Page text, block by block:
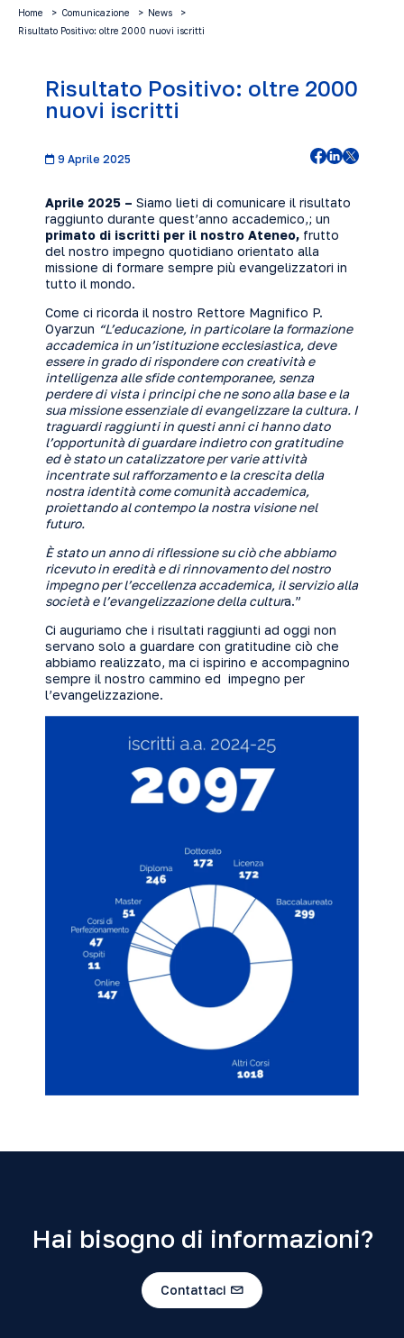
Home Comunicazione
News
Risultato Positivo: oltre 2000 nuovi iscritti
Risultato Positivo: oltre 2000
nuovi iscritti
9 Aprile 2025
Aprile 2025 – Siamo lieti di comunicare il risultato
raggiunto durante quest’anno accademico,; un
primato di iscritti per il nostro Ateneo, frutto
del nostro impegno quotidiano orientato alla
missione di formare sempre più evangelizzatori in
tutto il mondo.
Come ci ricorda il nostro Rettore Magnifico P.
Oyarzun “L’educazione, in particolare la formazione
accademica in un’istituzione ecclesiastica, deve
essere in grado di rispondere con creatività e
intelligenza alle sfide contemporanee, senza
perdere di vista i principi che ne sono alla base e la
sua missione essenziale di evangelizzare la cultura. I
traguardi raggiunti in questi anni ci hanno dato
l’opportunità di guardare indietro con gratitudine
ed è stato un catalizzatore per varie attività
incentrate sul rafforzamento e la crescita della
nostra identità come comunità accademica,
proiettando al contempo la nostra visione nel
futuro.
È stato un anno di riflessione su ciò che abbiamo
ricevuto in eredità e di rinnovamento del nostro
impegno per l’eccellenza accademica, il servizio alla
società e l’evangelizzazione della cultura.”
Ci auguriamo che i risultati raggiunti ad oggi non
servano solo a guardare con gratitudine ciò che
abbiamo realizzato, ma ci ispirino e accompagnino
sempre il nostro cammino ed impegno per
l’evangelizzazione.
Hai bisogno di informazioni?
Contattaci